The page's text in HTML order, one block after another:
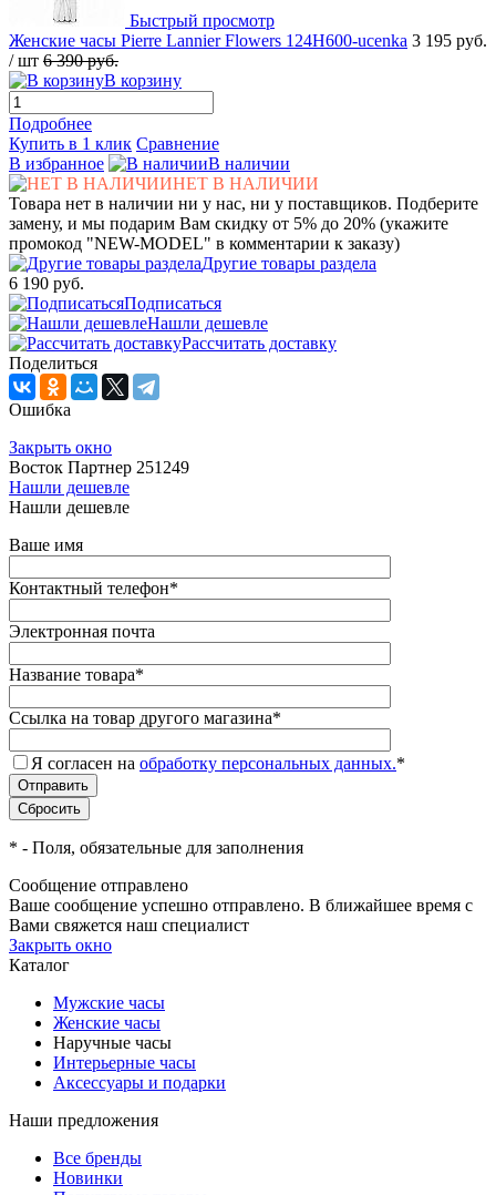
Быстрый просмотр
Женские часы Pierre Lannier Flowers 124H600-ucenka 3 195 руб.
/ шт 6 390 руб.
В корзину
Подробнее
Купить в 1 клик Сравнение
В избранное
В наличии
НЕТ В НАЛИЧИИ
Товара нет в наличии ни у нас, ни у поставщиков. Подберите
замену, и мы подарим Вам скидку от 5% до 20% (укажите
промокод "NEW-MODEL" в комментарии к заказу)
Другие товары раздела
6 190 руб.
Подписаться
Нашли дешевле
Рассчитать доставку
Поделиться
Ошибка
Закрыть окно
Восток Партнер 251249
Нашли дешевле
Нашли дешевле
Ваше имя
Контактный телефон*
Электронная почта
Название товара*
Ссылка на товар другого магазина*
Я согласен на обработку персональных данных.*
* - Поля, обязательные для заполнения
Сообщение отправлено
Ваше сообщение успешно отправлено. В ближайшее время с
Вами свяжется наш специалист
Закрыть окно
Каталог
Мужские часы
Женские часы
Наручные часы
Интерьерные часы
Аксессуары и подарки
Наши предложения
Все бренды
Новинки